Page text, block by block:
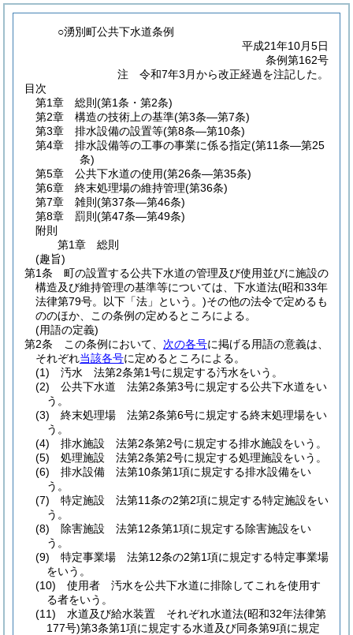
○湧別町公共下水道条例
平成21年10月5日
条例第162号
注 令和7年3月から改正経過を注記した。
目次
第1章
総則 (第1条・第2条)
第2章
構造の技術上の基準(第3条―第7条)
第3章
排水設備の設置等(第8条―第10条)
第4章
排水設備等の工事の事業に係る指定(第11条―第25
条)
第5章
公共下水道の使用(第26条―第35条)
第6章
終末処理場の維持管理(第36条)
第7章
雑則 (第37条―第46条)
第8章
罰則 (第47条―第49条)
附則
第1章
総則
(趣旨)
第1条
町の設置する公共下水道の管理及び使用並びに施設の
構造及び維持管理の基準等については、下水道法(昭和33年
法律第79号。以下「法」という。)その他の法令で定めるも
ののほか、この条例の定めるところによる。
(用語の定義)
第2条
この条例において、 次の各号に掲げる用語の意義は、
それぞれ当該各号に定めるところによる。
(1)
汚水 法第2条第1号に規定する汚水をいう。
(2)
公共下水道 法第2条第3号に規定する公共下水道をい
う。
(3)
終末処理場 法第2条第6号に規定する終末処理場をい
う。
(4)
排水施設 法第2条第2号に規定する排水施設をいう。
(5)
処理施設 法第2条第2号に規定する処理施設をいう。
(6)
排水設備 法第10条第1項に規定する排水設備をい
う。
(7)
特定施設 法第11条の2第2項に規定する特定施設をい
う。
(8)
除害施設 法第12条第1項に規定する除害施設をい
う。
(9)
特定事業場 法第12条の2第1項に規定する特定事業場
をいう。
(10)
使用者 汚水を公共下水道に排除してこれを使用す
る者をいう。
(11)
水道及び給水装置 それぞれ水道法(昭和32年法律第
177号)第3条第1項に規定する水道及び同条第9項に規定